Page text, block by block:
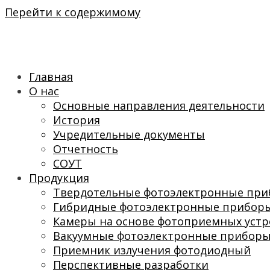
Перейти к содержимому
Главная
О нас
Основные направления деятельности
История
Учредительные документы
Отчетность
СОУТ
Продукция
Твердотельные фотоэлектронные
Гибридные фотоэлектронные
Камеры на основе фотоприемных
Вакуумные фотоэлектронные приборы
Приемник излучения фотодиодный
Перспективные разработки